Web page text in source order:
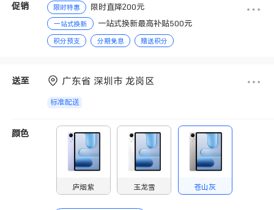
促销 限时特惠 限时直降200元
一站式换新 一站式换新最高补贴500元
积分预支 分期免息 赠送积分
送至 广东省 深圳市 龙岗区
标准配送
颜色
庐烟紫 玉龙雪 苍山灰